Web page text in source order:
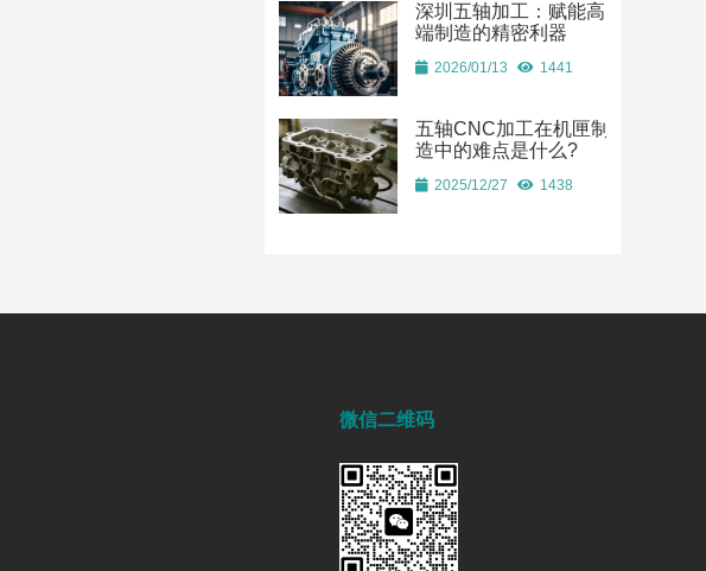
深圳五轴加工：赋能高
端制造的精密利器
2026/01/13 1441
五轴CNC加工在机匣制
造中的难点是什么?
2025/12/27 1438
微信二维码